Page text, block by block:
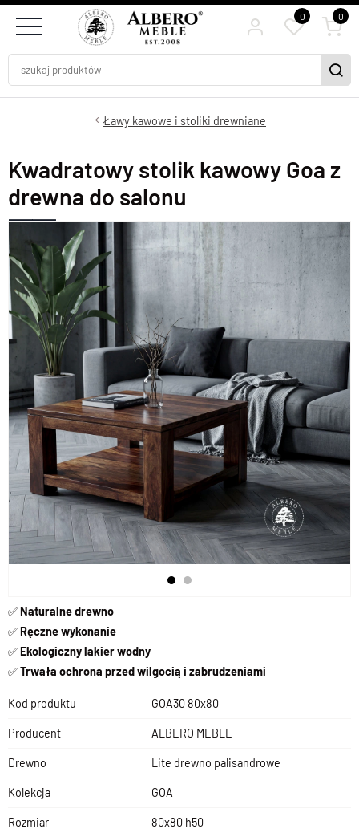
0 0
Ławy kawowe i stoliki drewniane
Kwadratowy stolik kawowy Goa z
drewna do salonu
✅Naturalne drewno
✅Ręczne wykonanie
✅Ekologiczny lakier wodny
✅Trwała ochrona przed wilgocią i zabrudzeniami
Kod produktu GOA30 80x80
Producent ALBERO MEBLE
Drewno Lite drewno palisandrowe
Kolekcja GOA
Rozmiar 80x80 h50